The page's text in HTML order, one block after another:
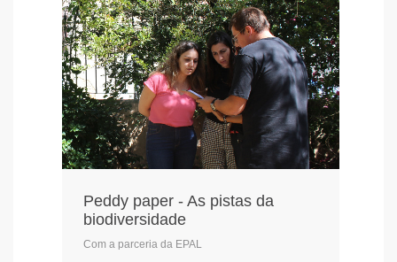
Peddy paper - As pistas da
biodiversidade
Com a parceria da EPAL